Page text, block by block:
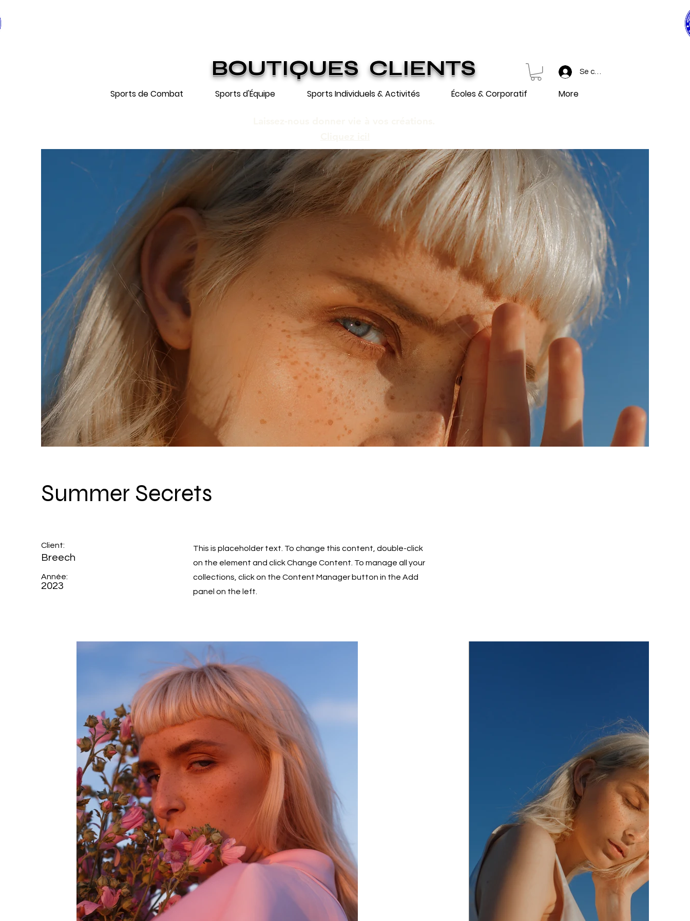
BOUTIQUES CLIENTS Se connecter
Sports de Combat Sports d'Équipe Sports Individuels & Activités Écoles & Corporatif More
Summer Secrets
Client:
Breech
Année:
2023
This is placeholder text. To change this content, double-click
on the element and click Change Content. To manage all your
collections, click on the Content Manager button in the Add
panel on the left.